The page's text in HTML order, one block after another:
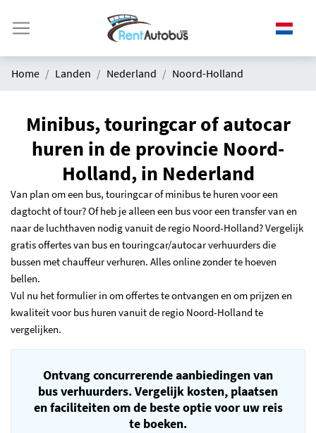
Home Landen Nederland Noord-Holland
Minibus, touringcar of autocar
huren in de provincie Noord-
Holland, in Nederland
Van plan om een bus, touringcar of minibus te huren voor een
dagtocht of tour? Of heb je alleen een bus voor een transfer van en
naar de luchthaven nodig vanuit de regio Noord-Holland? Vergelijk
gratis offertes van bus en touringcar/autocar verhuurders die
bussen met chauffeur verhuren. Alles online zonder te hoeven
bellen.
Vul nu het formulier in om offertes te ontvangen en om prijzen en
kwaliteit voor bus huren vanuit de regio Noord-Holland te
vergelijken.
Ontvang concurrerende aanbiedingen van
bus verhuurders. Vergelijk kosten, plaatsen
en faciliteiten om de beste optie voor uw reis
te boeken.